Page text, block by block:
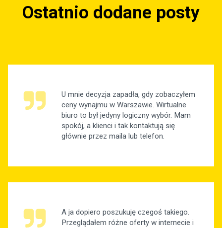
Ostatnio dodane posty
U mnie decyzja zapadła, gdy zobaczyłem
ceny wynajmu w Warszawie. Wirtualne
biuro to był jedyny logiczny wybór. Mam
spokój, a klienci i tak kontaktują się
głównie przez maila lub telefon.
A ja dopiero poszukuję czegoś takiego.
Przeglądałem różne oferty w internecie i